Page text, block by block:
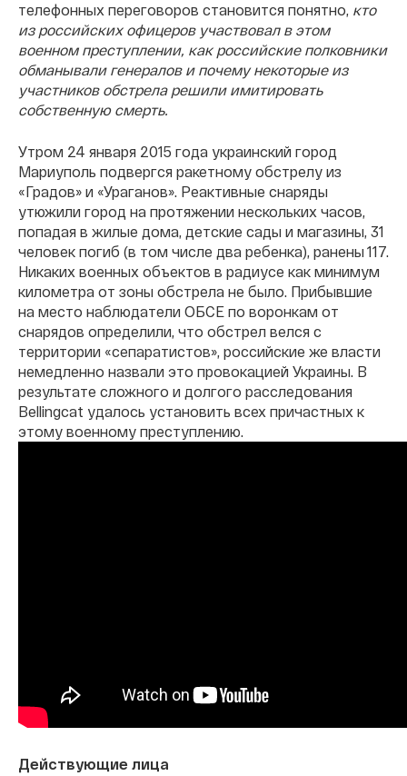
телефонных переговоров становится понятно, кто
из российских офицеров участвовал в этом
военном преступлении, как российские полковники
обманывали генералов и почему некоторые из
участников обстрела решили имитировать
собственную смерть.
Утром 24 января 2015 года украинский город
Мариуполь подвергся ракетному обстрелу из
«Градов» и «Ураганов». Реактивные снаряды
утюжили город на протяжении нескольких часов,
попадая в жилые дома, детские сады и магазины, 31
человек погиб (в том числе два ребенка), ранены 117.
Никаких военных объектов в радиусе как минимум
километра от зоны обстрела не было. Прибывшие
на место наблюдатели ОБСЕ по воронкам от
снарядов определили, что обстрел велся с
территории «сепаратистов», российские же власти
немедленно назвали это провокацией Украины. В
результате сложного и долгого расследования
Bellingcat удалось установить всех причастных к
этому военному преступлению.
Действующие лица